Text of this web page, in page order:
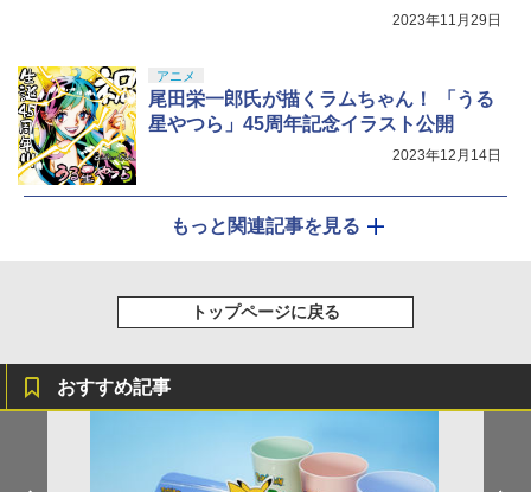
2023年11月29日
アニメ
尾田栄一郎氏が描くラムちゃん！ 「うる
星やつら」45周年記念イラスト公開
2023年12月14日
もっと関連記事を見る
トップページに戻る
おすすめ記事